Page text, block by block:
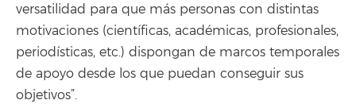
versatilidad para que más personas con distintas
motivaciones (científicas, académicas, profesionales,
periodísticas, etc.) dispongan de marcos temporales
de apoyo desde los que puedan conseguir sus
objetivos”.